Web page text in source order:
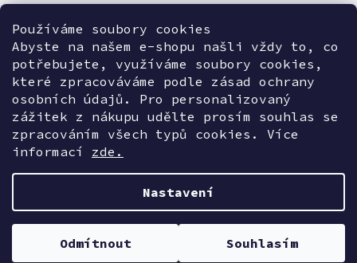
Používáme soubory cookies
Abyste na našem e-shopu našli vždy to, co
potřebujete, využíváme soubory cookies,
které zpracováváme podle zásad ochrany
osobních údajů. Pro personalizovaný
zážitek z nákupu udělte prosím souhlas se
zpracováním všech typů cookies. Více
informací zde.
Nastavení
Odmítnout Souhlasím
Avant Skincare
Sonnentor
Kontaktujte nás